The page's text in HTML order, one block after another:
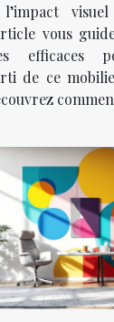
vous
efficaces
de ce